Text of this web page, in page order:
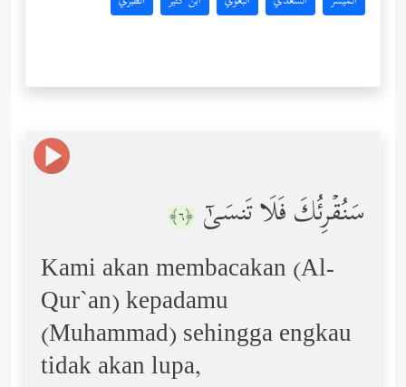
سَنُقۡرِئُكَ فَلَا تَنسَىٰۤ ﴿٦﴾
Kami akan membacakan (Al-
Qur`an) kepadamu
(Muhammad) sehingga engkau
tidak akan lupa,